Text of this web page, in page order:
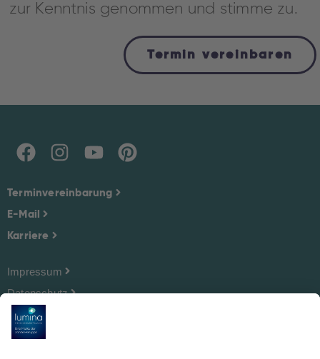
zur Kenntnis genommen und stimme zu.
Termin vereinbaren
Terminvereinbarung
E-Mail
Karriere
Impressum
Datenschutz
Cookie-Einstellungen